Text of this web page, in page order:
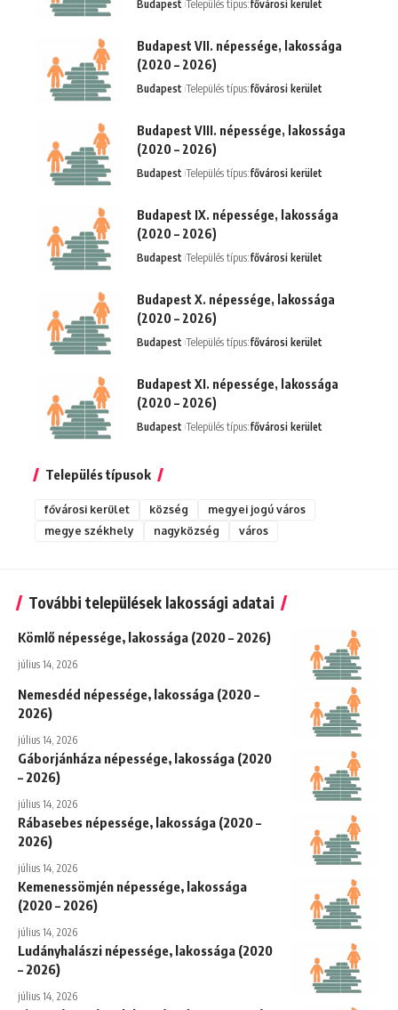
Budapest Település típus:fővárosi kerület
Budapest VII. népessége, lakossága
(2020 – 2026)
Budapest Település típus:fővárosi kerület
Budapest VIII. népessége, lakossága
(2020 – 2026)
Budapest Település típus:fővárosi kerület
Budapest IX. népessége, lakossága
(2020 – 2026)
Budapest Település típus:fővárosi kerület
Budapest X. népessége, lakossága
(2020 – 2026)
Budapest Település típus:fővárosi kerület
Budapest XI. népessége, lakossága
(2020 – 2026)
Budapest Település típus:fővárosi kerület
Település típusok
fővárosi kerület község
megyei jogú város
megye székhely
nagyközség város
További települések lakossági adatai
Kömlő népessége, lakossága (2020 – 2026)
július 14, 2026
Nemesdéd népessége, lakossága (2020 –
2026)
július 14, 2026
Gáborjánháza népessége, lakossága (2020
– 2026)
július 14, 2026
Rábasebes népessége, lakossága (2020 –
2026)
július 14, 2026
Kemenessömjén népessége, lakossága
(2020 – 2026)
július 14, 2026
Ludányhalászi népessége, lakossága (2020
– 2026)
július 14, 2026